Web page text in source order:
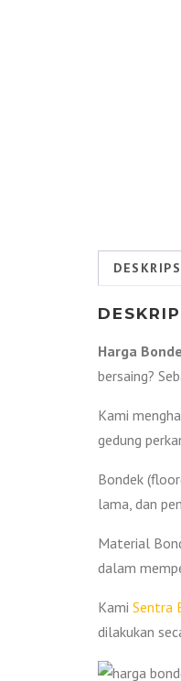
Harga
bersaing?
Kami
gedung
Bondek
lama, dan
Material
dalam
Kami Sentra
dilakukan